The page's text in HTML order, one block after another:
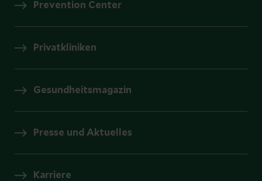
Prevention Center
Privatkliniken
Gesundheitsmagazin
Presse und Aktuelles
Karriere